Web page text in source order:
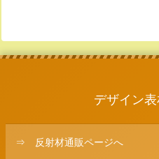
デザイン
⇒ 反射材通販ページへ